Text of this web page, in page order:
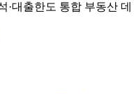
·대출한도 통합 부동산 데